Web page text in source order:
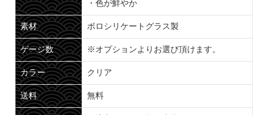
・色が鮮やか
素材 ボロシリケートグラス製
ゲージ数 ※オプションよりお選び頂けます。
カラー クリア
送料 無料